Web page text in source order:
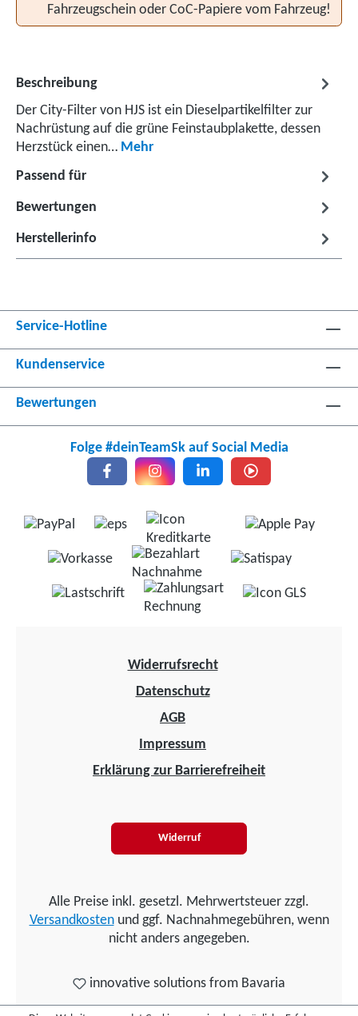
Fahrzeugschein oder CoC-Papiere vom Fahrzeug!
Beschreibung
Der City-Filter von HJS ist ein Dieselpartikelfilter zur
Nachrüstung auf die grüne Feinstaubplakette, dessen
Herzstück einen… Mehr
Passend für
Bewertungen
Herstellerinfo
Service-Hotline
Kundenservice
Bewertungen
Folge #deinTeamSk auf Social Media
Widerrufsrecht
Datenschutz
AGB
Impressum
Erklärung zur Barrierefreiheit
Widerruf
Alle Preise inkl. gesetzl. Mehrwertsteuer zzgl.
Versandkostenund ggf. Nachnahmegebühren, wenn
nicht anders angegeben.
innovative solutions from Bavaria